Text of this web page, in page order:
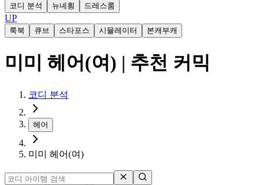
코디 분석
뉴녜힁 드레스룸
UP
룩북 큐브 스타포스 시뮬레이터 본캐부캐
미미 헤어(여) | 추천 커믹
코디 분석
헤어
미미 헤어(여)